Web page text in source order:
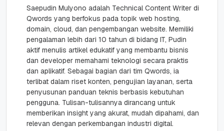
Saepudin Mulyono adalah Technical Content Writer di
Qwords yang berfokus pada topik web hosting,
domain, cloud, dan pengembangan website. Memiliki
pengalaman lebih dari 10 tahun di bidang IT, Pudin
aktif menulis artikel edukatif yang membantu bisnis
dan developer memahami teknologi secara praktis
dan aplikatif. Sebagai bagian dari tim Qwords, ia
terlibat dalam riset konten, pengujian layanan, serta
penyusunan panduan teknis berbasis kebutuhan
pengguna. Tulisan-tulisannya dirancang untuk
memberikan insight yang akurat, mudah dipahami, dan
relevan dengan perkembangan industri digital.